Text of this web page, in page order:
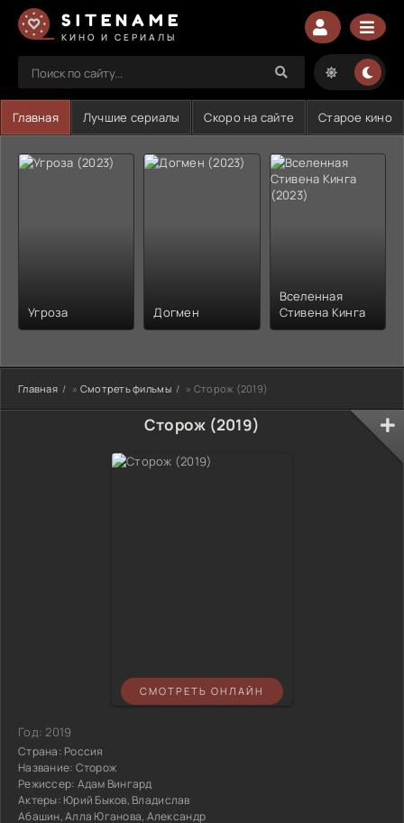
SITENAME
КИНО И СЕРИАЛЫ
Главная Лучшие сериалы Скоро на сайте Старое кино
Угроза Догмен
Вселенная
Стивена Кинга
Главная » Смотреть фильмы » Сторож (2019)
Сторож (2019)
СМОТРЕТЬ ОНЛАЙН
Год:2019
Страна: Россия
Название: Сторож
Режиссер: Адам Вингард
Актеры: Юрий Быков, Владислав
Абашин, Алла Юганова, Александр